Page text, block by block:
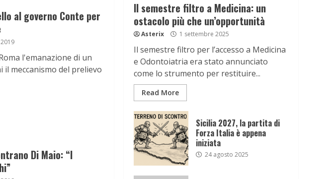
al governo Conte per
l'emanazione di un
il meccanismo del prelievo
Di Maio: “I
Il semestre filtro a Medicina: un
ostacolo più che un’opportunità
Asterix 1 settembre 2025
Il semestre filtro per l’accesso a Medicina
e Odontoiatria era stato annunciato
come lo strumento per restituire...
Read More
Sicilia 2027, la partita di
Forza Italia è appena
iniziata
24 agosto 2025